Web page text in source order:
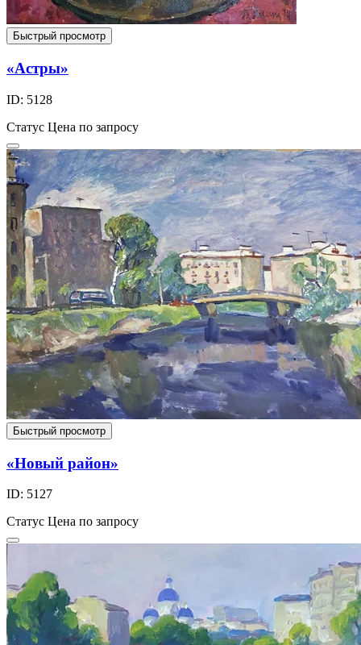
Быстрый просмотр
«Астры»
ID: 5128
Статус Цена по запросу
Быстрый просмотр
«Новый район»
ID: 5127
Статус Цена по запросу